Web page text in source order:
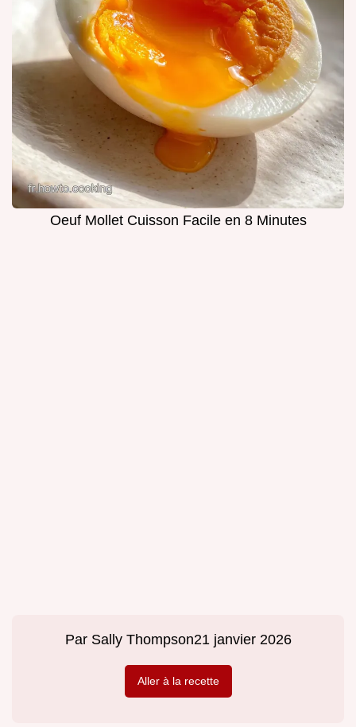
Oeuf Mollet Cuisson Facile en 8 Minutes
Par Sally Thompson21 janvier 2026
Aller à la recette